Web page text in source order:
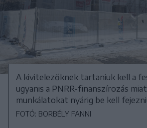
A kivitelezőknek tartaniuk kell a
ugyanis a PNRR-finanszírozás
munkálatokat nyárig be kell
FOTÓ: BORBÉLY FANNI